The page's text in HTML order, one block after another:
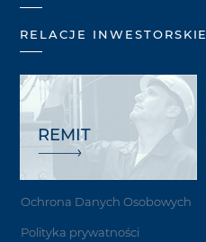
RELACJE INWESTORSKIE
REMIT
Ochrona Danych Osobowych
Polityka prywatności